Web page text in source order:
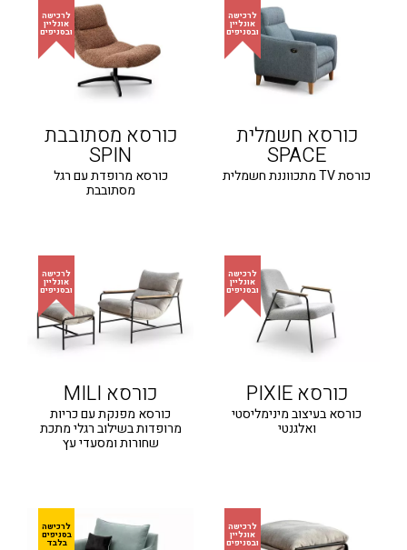
כורסא חשמלית
SPACE
כורסת TV מתכווננת חשמלית
כורסא מסתובבת
SPIN
כורסא מרופדת עם רגל
מסתובבת
כורסא PIXIE
כורסא בעיצוב מינימליסטי
ואלגנטי
כורסא MILI
כורסא מפנקת עם כריות
מרופדות בשילוב רגלי מתכת
שחורות ומסעדי עץ